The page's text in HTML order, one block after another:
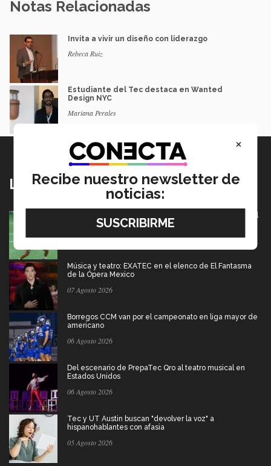
Notas Relacionadas
Invita a vivir un diseño con liderazgo
Rebeca Ruiz
Estudiante del Tec destaca en Wanted
Design NYC
Mariana Perales
Lo más nuevo
México va por pase olímpico en mundial de flag football
en Alemania
07 Agosto 2026
Música y teatro: EXATEC en el elenco de El Fantasma
de la Ópera Mexico
07 Agosto 2026
Borregos CCM van por el campeonato en liga mayor de
americano
06 Agosto 2026
Del escenario de PrepaTec Qro al teatro musical en
Estados Unidos
06 Agosto 2026
Tec y UT Austin buscan "devolver la voz" a
hispanohablantes con afasia
05 Agosto 2026
×
Recibe nuestro newsletter de
noticias: